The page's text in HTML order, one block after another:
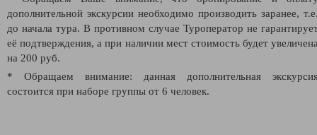
дополнительной экскурсии необходимо производить заранее,
до начала тура. В противном случае Туроператор не
её подтверждения, а при наличии мест стоимость будет
на 200 руб.
* Обращаем внимание: данная дополнительная
состоится при наборе группы от 6 человек.